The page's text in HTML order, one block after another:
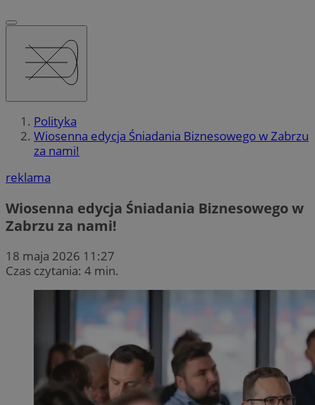
Polityka
Wiosenna edycja Śniadania Biznesowego w Zabrzu
za nami!
reklama
Wiosenna edycja Śniadania Biznesowego w
Zabrzu za nami!
18 maja 2026 11:27
Czas czytania: 4 min.